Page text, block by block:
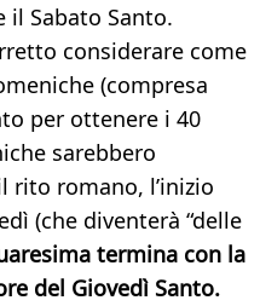
il Sabato Santo.
considerare come
(compresa
per ottenere i 40
sarebbero
rito romano, l’inizio
(che diventerà “delle
termina con la
del Giovedì Santo.